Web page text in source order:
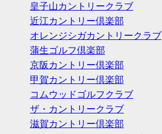
皇子山カントリークラブ
近江カントリー倶楽部
オレンジシガカントリークラブ
蒲生ゴルフ倶楽部
京阪カントリー倶楽部
甲賀カントリー倶楽部
コムウッドゴルフクラブ
ザ・カントリークラブ
滋賀カントリー倶楽部